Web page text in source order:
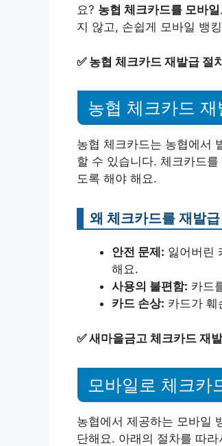
요? 농협 체크카드를 모바
지 않고, 손쉽게 모바일 뱅
✅ 농협 체크카드 재발급 절
농협 체크카드
농협 체크카드는 농협에서
할 수 있습니다. 체크카드
도록 해야 해요.
왜 체크카드를 재발
안전 문제: 잃어버린
해요.
사용의 불편함: 카드
카드 손상: 카드가 훼
✅새마을금고 체크카드 재
모바일로 체크카
농협에서 제공하는 모바일
단해요. 아래의 절차를 따